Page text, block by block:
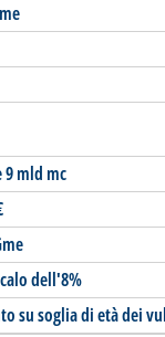
mld mc
dell'8%
su soglia di età dei